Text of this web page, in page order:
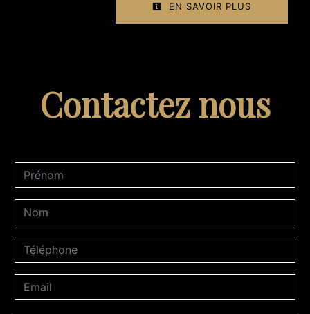
EN SAVOIR PLUS
Contactez nous